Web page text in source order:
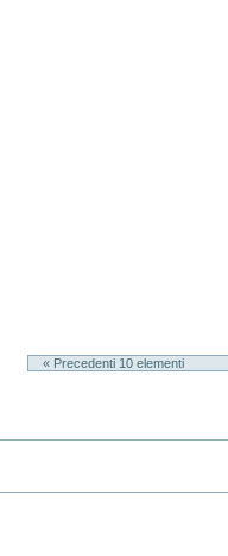
« Precedenti 10 elementi